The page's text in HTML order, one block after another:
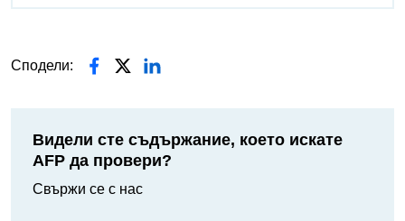
Сподели:
Видели сте съдържание, което искате
AFP да провери?
Свържи се с нас